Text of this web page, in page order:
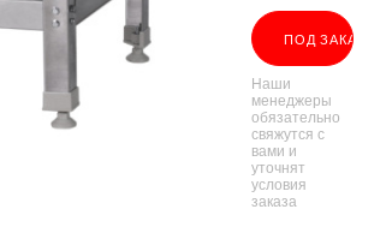
ПОД ЗАКАЗ
Наши
менеджеры
обязательно
свяжутся с
вами и
уточнят
условия
заказа